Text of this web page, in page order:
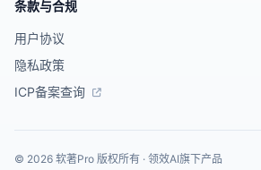
条款与合规
用户协议
隐私政策
ICP备案查询
© 2026 软著Pro 版权所有 · 领效AI旗下产品